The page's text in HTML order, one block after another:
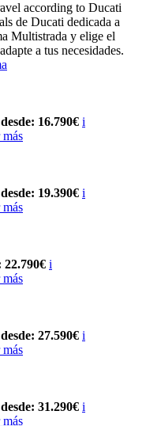
according to Ducati
de Ducati dedicada a
Multistrada y elige el
a tus necesidades.
16.790€ i
19.390€ i
22.790€ i
27.590€ i
31.290€ i